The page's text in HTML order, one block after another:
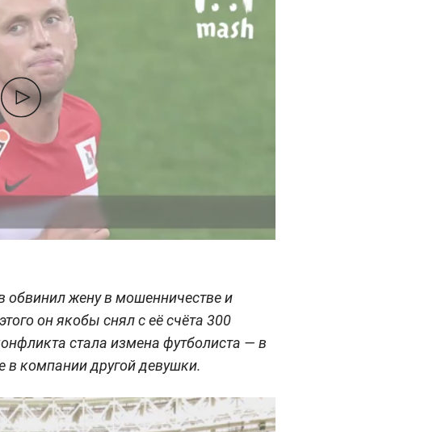
жену в мошенничестве и
он якобы снял с её счёта 300
стала измена футболиста — в
в компании другой девушки.